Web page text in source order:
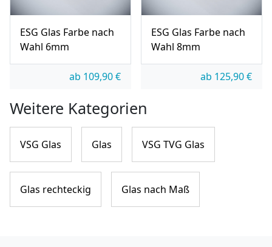
ESG Glas Farbe nach
Wahl 6mm
ab 109,90€
ESG Glas Farbe nach
Wahl 8mm
ab 125,90€
Weitere Kategorien
VSG Glas Glas VSG TVG Glas
Glas rechteckig Glas nach Maß